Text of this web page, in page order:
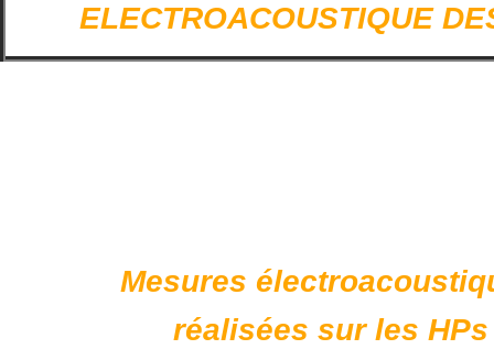
ELECTROACOUSTIQUE
Mesures
réalisées sur les HPs